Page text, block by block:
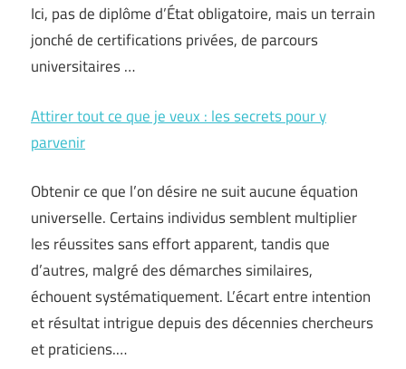
Ici, pas de diplôme d’État obligatoire, mais un terrain
jonché de certifications privées, de parcours
universitaires …
Attirer tout ce que je veux : les secrets pour y
parvenir
Obtenir ce que l’on désire ne suit aucune équation
universelle. Certains individus semblent multiplier
les réussites sans effort apparent, tandis que
d’autres, malgré des démarches similaires,
échouent systématiquement. L’écart entre intention
et résultat intrigue depuis des décennies chercheurs
et praticiens.…